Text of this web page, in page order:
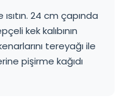
ısıtın. 24 cm çapında
kek kalıbının
tereyağı ile
pişirme kağıdı